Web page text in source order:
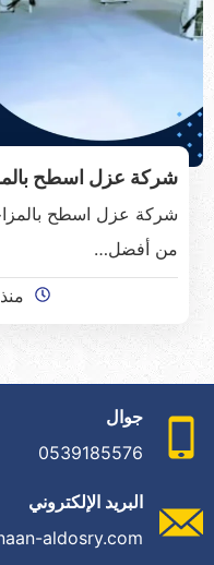
شركة عزل اسطح
شركة عزل اسطح
من أفضل…
جوال
0539185576
البريد الإلكتروني
aldosry.com